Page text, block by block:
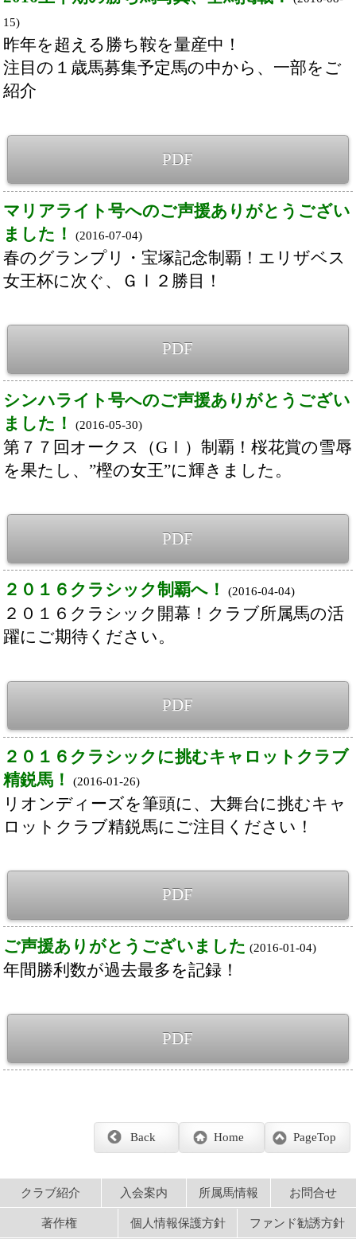
シンハライト号へのご声援ありがとうござい
ました！ (2016-05-30)
第７７回オークス（GⅠ）制覇！桜花賞の雪辱
を果たし、”樫の女王”に輝きました。
(2016-04-04)
２０１６クラシック開幕！クラブ所属馬の活
２０１６クラシックに挑むキャロットクラブ
PDF
ご声援ありがとうございました
年間勝利数が過去最多を記録！
クラブ紹介 入会案内 所属馬情報 お問合せ
著作権 個人情報保護方針 ファンド勧誘方針
アプリケーションプライバシーポリシー